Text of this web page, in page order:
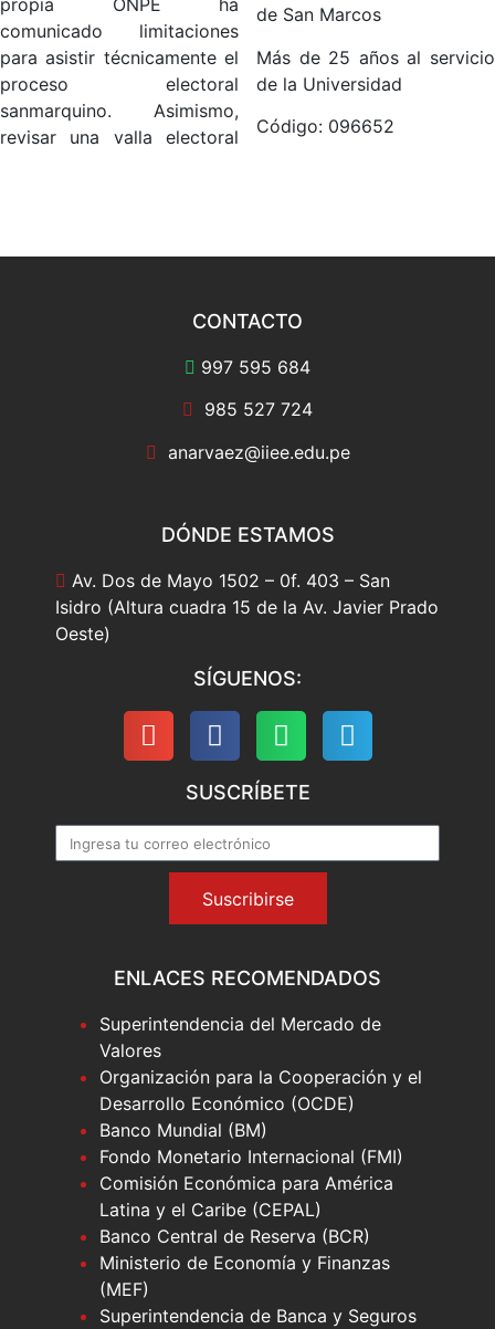
comunicado limitaciones
para asistir técnicamente el
proceso electoral
sanmarquino. Asimismo,
revisar una valla electoral
de San Marcos
Más de 25 años al servicio
de la Universidad
Código: 096652
CONTACTO
997 595 684
985 527 724
anarvaez@iiee.edu.pe
DÓNDE ESTAMOS
Av. Dos de Mayo 1502 – 0f. 403 – San
Isidro (Altura cuadra 15 de la Av. Javier Prado
Oeste)
SÍGUENOS:
SUSCRÍBETE
Suscribirse
ENLACES RECOMENDADOS
Superintendencia del Mercado de
Valores
Organización para la Cooperación y el
Desarrollo Económico (OCDE)
Banco Mundial (BM)
Fondo Monetario Internacional (FMI)
Comisión Económica para América
Latina y el Caribe (CEPAL)
Banco Central de Reserva (BCR)
Ministerio de Economía y Finanzas
(MEF)
Superintendencia de Banca y Seguros